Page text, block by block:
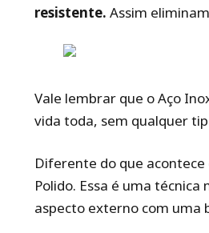
resistente. Assim
Vale lembrar que o Aço
vida toda, sem qualquer
Diferente do que
Polido. Essa é uma
aspecto externo com uma